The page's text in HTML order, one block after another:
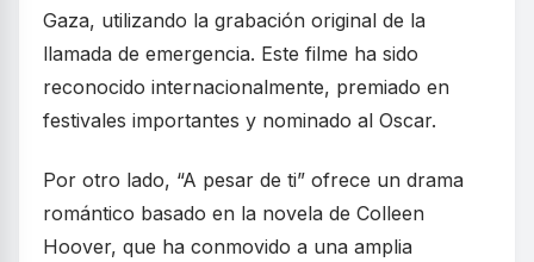
Gaza, utilizando la grabación original de la
llamada de emergencia. Este filme ha sido
reconocido internacionalmente, premiado en
festivales importantes y nominado al Oscar.
Por otro lado, “A pesar de ti” ofrece un drama
romántico basado en la novela de Colleen
Hoover, que ha conmovido a una amplia